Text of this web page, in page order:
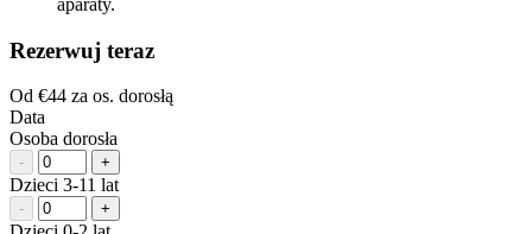
aparaty.
Rezerwuj teraz
Od €44 za os. dorosłą
Data
Osoba dorosła
- +
Dzieci 3-11 lat
- +